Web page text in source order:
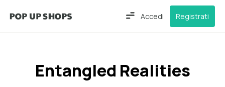
Accedi Registrati
Entangled Realities